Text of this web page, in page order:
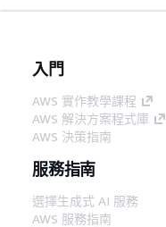
入門
AWS 實作教學課程
AWS 解決方案程式庫
AWS 決策指南
服務指南
選擇生成式 AI 服務
AWS 服務指南